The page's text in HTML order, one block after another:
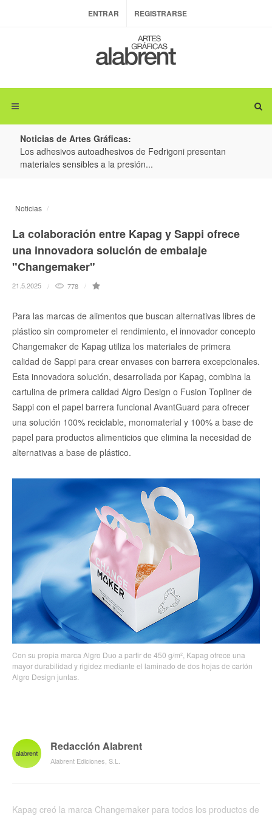
ENTRAR REGISTRARSE
Noticias de Artes Gráficas:
Los adhesivos autoadhesivos de Fedrigoni presentan
materiales sensibles a la presión...
Noticias
La colaboración entre Kapag y Sappi ofrece
una innovadora solución de embalaje
"Changemaker"
21.5.2025 778
Para las marcas de alimentos que buscan alternativas libres de
plástico sin comprometer el rendimiento, el innovador concepto
Changemaker de Kapag utiliza los materiales de primera
calidad de Sappi para crear envases con barrera excepcionales.
Esta innovadora solución, desarrollada por Kapag, combina la
cartulina de primera calidad Algro Design o Fusion Topliner de
Sappi con el papel barrera funcional AvantGuard para ofrecer
una solución 100% reciclable, monomaterial y 100% a base de
papel para productos alimenticios que elimina la necesidad de
alternativas a base de plástico.
Con su propia marca Algro Duo a partir de 450 g/m², Kapag ofrece una
mayor durabilidad y rigidez mediante el laminado de dos hojas de cartón
Algro Design juntas.
Redacción Alabrent
Alabrent Ediciones, S.L.
Kapag creó la marca Changemaker para todos los productos de